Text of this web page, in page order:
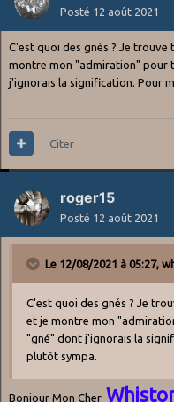
Posté 12 août 2021
C'est quoi des gnés ? Je
montre mon "admiration" pour
j'ignorais la signification. Pour
Citer
roger15
Posté 12 août 2021
Le 12/08/2021 à 05:27,
C'est quoi des gnés ? Je
et je montre mon
"gné" dont j'ignorais la
plutôt sympa.
Bonjour Mon Cher